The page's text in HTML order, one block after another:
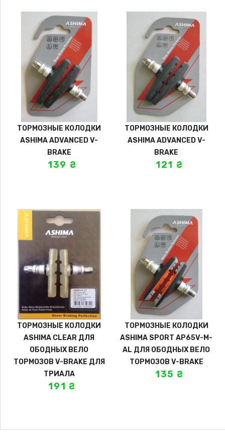
ТОРМОЗНЫЕ КОЛОДКИ
ASHIMA ADVANCED V-
BRAKE
139 ₴
ТОРМОЗНЫЕ КОЛОДКИ
ASHIMA ADVANCED V-
BRAKE
121 ₴
ТОРМОЗНЫЕ КОЛОДКИ
ASHIMA CLEAR ДЛЯ
ОБОДНЫХ ВЕЛО
ТОРМОЗОВ V-BRAKE ДЛЯ
ТРИАЛА
191₴
ТОРМОЗНЫЕ КОЛОДКИ
ASHIMA SPORT AP65V-M-
AL ДЛЯ ОБОДНЫХ ВЕЛО
ТОРМОЗОВ V-BRAKE
135 ₴